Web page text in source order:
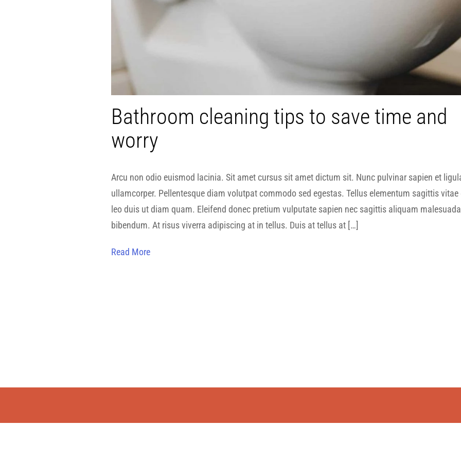
Bathroom cleaning tips to save time and
worry
Arcu non odio euismod lacinia. Sit amet cursus sit amet dictum sit. Nunc pulvinar sapien et
ullamcorper. Pellentesque diam volutpat commodo sed egestas. Tellus elementum sagittis vitae
leo duis ut diam quam. Eleifend donec pretium vulputate sapien nec sagittis aliquam malesuada
bibendum. At risus viverra adipiscing at in tellus. Duis at tellus at […]
Read More